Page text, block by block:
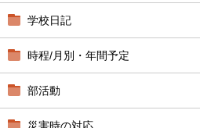
学校日記
時程/月別・年間予定
部活動